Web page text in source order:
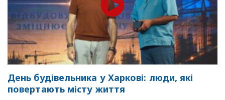
День будівельника у Харкові: люди, які
повертають місту життя